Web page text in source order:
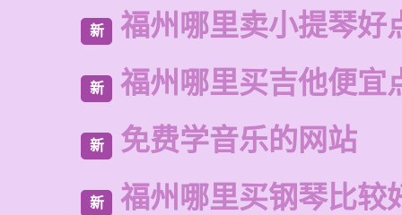
新 福州哪里卖小提琴好
新 福州哪里买吉他便宜
新 免费学音乐的网站
新 福州哪里买钢琴比较